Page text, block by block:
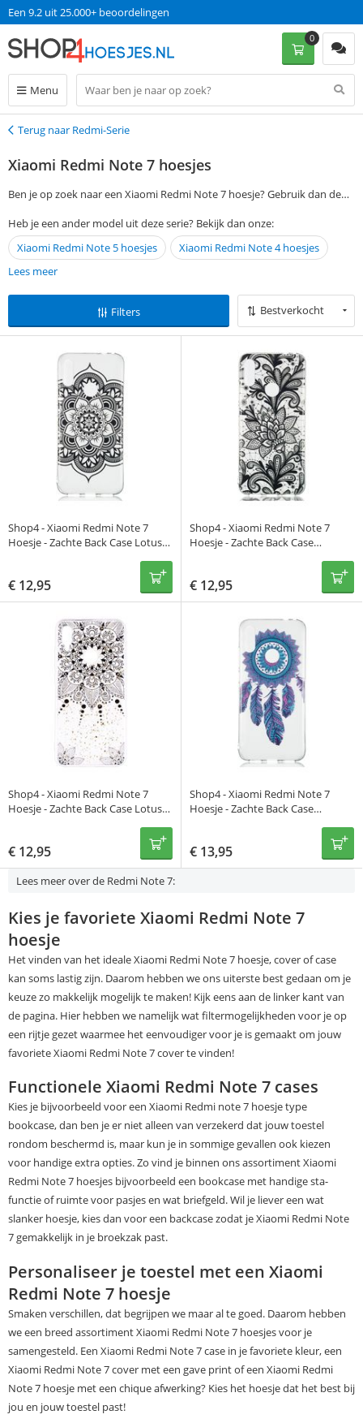
Een 9.2 uit 25.000+ beoordelingen
Menu
0
Terug
Terug naar Redmi-Serie
Xiaomi Redmi Note 7 hoesjes
Ben je op zoek naar een Xiaomi Redmi Note 7 hoesje? Gebruik dan de
favoriete hoesje, cover of case te vinden. Bestel vervolgens op
werkdagen voor 13:00 en ontvang jouw Xiaomi Redmi Note 7 hoesje de
volgende dag al thuis. Zonder verzendkosten!
Heb je een ander model uit deze serie? Bekijk dan onze:
Xiaomi Redmi Note 5 hoesjes
Xiaomi Redmi Note 4 hoesjes
Lees meer
Filters Bestverkocht
Shop4 - Xiaomi Redmi Note 7
Hoesje - Zachte Back Case Lotus
€ 12,95
Shop4 - Xiaomi Redmi Note 7
Hoesje - Zachte Back Case
€ 12,95
Shop4 - Xiaomi Redmi Note 7
Hoesje - Zachte Back Case Lotus
€ 12,95
Shop4 - Xiaomi Redmi Note 7
Hoesje - Zachte Back Case
€ 13,95
Lees meer over de Redmi Note 7:
Kies je favoriete Xiaomi Redmi Note 7
hoesje
Het vinden van het ideale Xiaomi Redmi Note 7 hoesje, cover of case
kan soms lastig zijn. Daarom hebben we ons uiterste best gedaan om je
keuze zo makkelijk mogelijk te maken! Kijk eens aan de linker kant van
de pagina. Hier hebben we namelijk wat filtermogelijkheden voor je op
een rijtje gezet waarmee het eenvoudiger voor je is gemaakt om jouw
favoriete Xiaomi Redmi Note 7 cover te vinden!
Functionele Xiaomi Redmi Note 7 cases
Kies je bijvoorbeeld voor een Xiaomi Redmi note 7 hoesje type
bookcase, dan ben je er niet alleen van verzekerd dat jouw toestel
rondom beschermd is, maar kun je in sommige gevallen ook kiezen
voor handige extra opties. Zo vind je binnen ons assortiment Xiaomi
Redmi Note 7 hoesjes bijvoorbeeld een bookcase met handige sta-
functie of ruimte voor pasjes en wat briefgeld. Wil je liever een wat
slanker hoesje, kies dan voor een backcase zodat je Xiaomi Redmi Note
7 gemakkelijk in je broekzak past.
Personaliseer je toestel met een Xiaomi
Redmi Note 7 hoesje
Smaken verschillen, dat begrijpen we maar al te goed. Daarom hebben
we een breed assortiment Xiaomi Redmi Note 7 hoesjes voor je
samengesteld. Een Xiaomi Redmi Note 7 case in je favoriete kleur, een
Xiaomi Redmi Note 7 cover met een gave print of een Xiaomi Redmi
Note 7 hoesje met een chique afwerking? Kies het hoesje dat het best bij
jou en jouw toestel past!